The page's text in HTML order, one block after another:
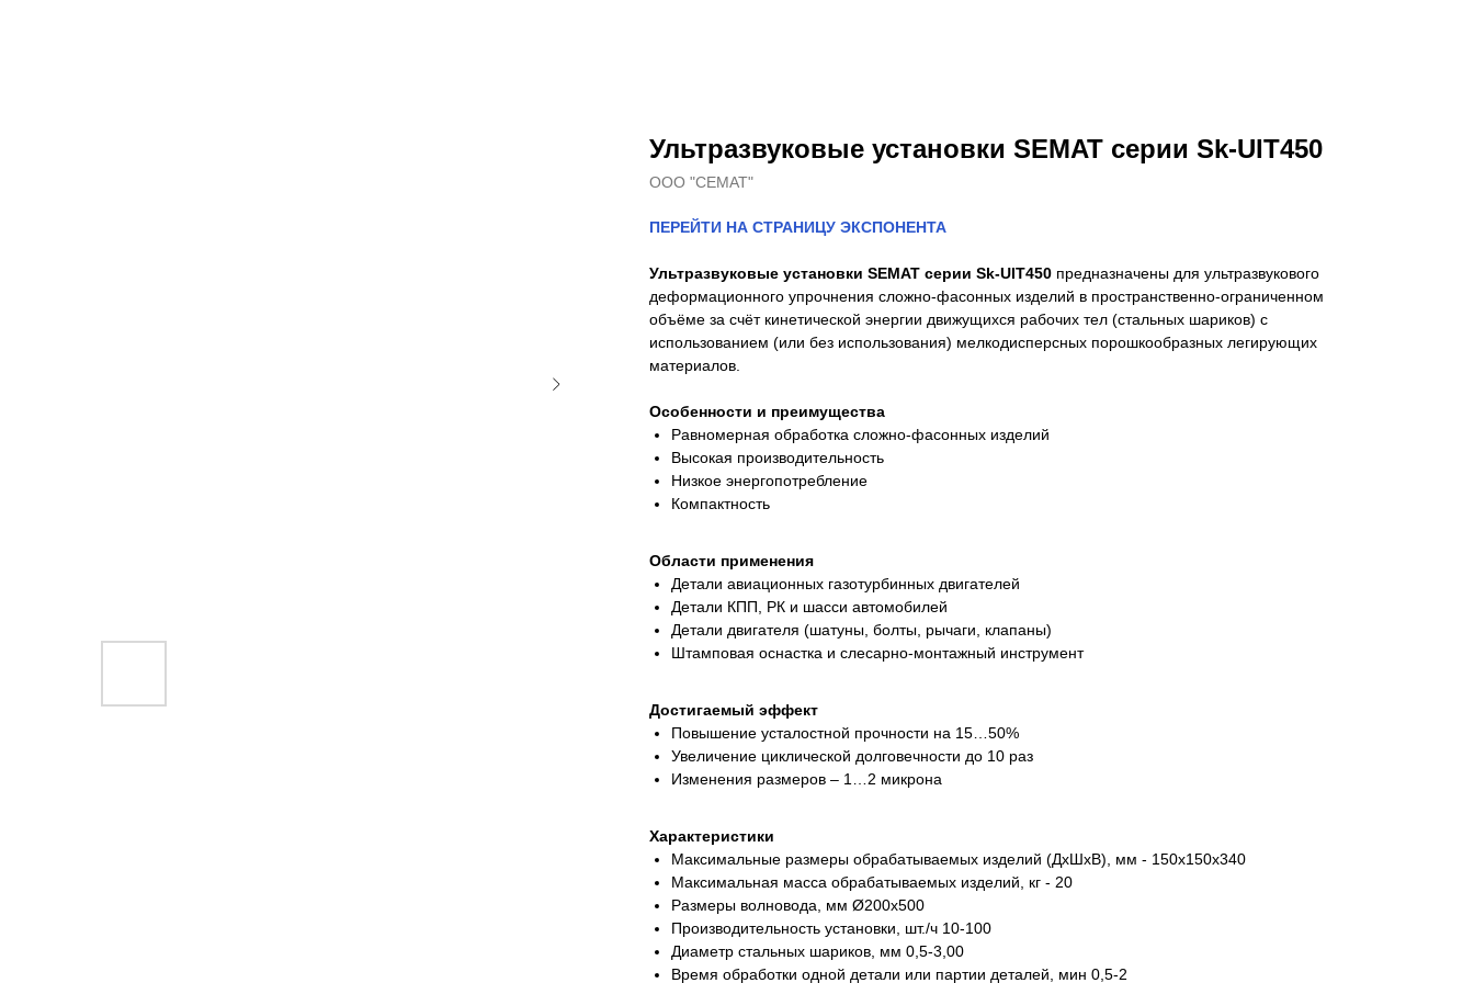
Ультразвуковые установки SEMAT серии Sk-UIT450
ООО "СЕМАТ"
ПЕРЕЙТИ НА СТРАНИЦУ ЭКСПОНЕНТА
Ультразвуковые установки SEMAT серии Sk-UIT450 предназначены для ультразвукового
деформационного упрочнения сложно-фасонных изделий в пространственно-ограниченном
объёме за счёт кинетической энергии движущихся рабочих тел (стальных шариков) с
использованием (или без использования) мелкодисперсных порошкообразных легирующих
материалов.
Особенности и преимущества
Равномерная обработка сложно-фасонных изделий
Высокая производительность
Низкое энергопотребление
Компактность
Области применения
Детали авиационных газотурбинных двигателей
Детали КПП, РК и шасси автомобилей
Детали двигателя (шатуны, болты, рычаги, клапаны)
Штамповая оснастка и слесарно-монтажный инструмент
Достигаемый эффект
Повышение усталостной прочности на 15…50%
Увеличение циклической долговечности до 10 раз
Изменения размеров – 1…2 микрона
Характеристики
Максимальные размеры обрабатываемых изделий (ДхШхВ), мм - 150х150х340
Максимальная масса обрабатываемых изделий, кг - 20
Размеры волновода, мм Ø200х500
Производительность установки, шт./ч 10-100
Диаметр стальных шариков, мм 0,5-3,00
Время обработки одной детали или партии деталей, мин 0,5-2